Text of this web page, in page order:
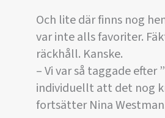
Och lite där finns nog
var inte alls favoriter.
räckhåll. Kanske.
– Vi var så taggade efter
individuellt att det nog
fortsätter Nina